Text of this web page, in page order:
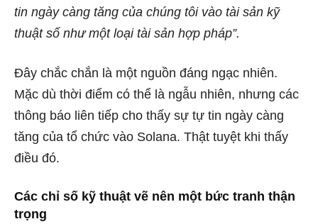
tin ngày càng tăng của chúng tôi vào tài sản kỹ
thuật số như một loại tài sản hợp pháp”.
Đây chắc chắn là một nguồn đáng ngạc nhiên.
Mặc dù thời điểm có thể là ngẫu nhiên, nhưng các
thông báo liên tiếp cho thấy sự tự tin ngày càng
tăng của tổ chức vào Solana. Thật tuyệt khi thấy
điều đó.
Các chỉ số kỹ thuật vẽ nên một bức tranh thận
trọng